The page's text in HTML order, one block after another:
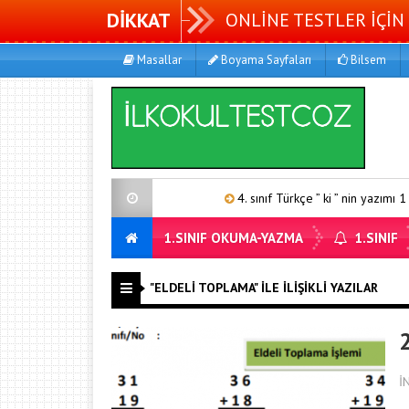
DİKKAT ONLİNE TESTLER
Masallar Boyama Sayfaları Bilsem
4. sınıf Türkçe ” ki ” nin yazımı 1
1.SINIF OKUMA-YAZMA 1.SINIF
"ELDELI TOPLAMA" ILE İLIŞIKLI YAZILAR